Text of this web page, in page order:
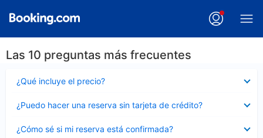
Las 10 preguntas más frecuentes
¿Qué incluye el precio?
cerrado
¿Puedo hacer una reserva sin tarjeta de crédito?
cerrado
¿Cómo sé si mi reserva está confirmada?
cerrado